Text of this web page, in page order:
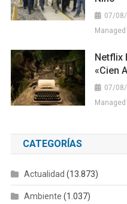
07/
Netflix
«Cien
07/
CATEGORÍAS
Actualidad (13.873)
Ambiente (1.037)